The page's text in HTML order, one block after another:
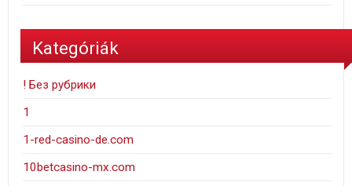
Kategóriák
! Без рубрики
1
1-red-casino-de.com
10betcasino-mx.com